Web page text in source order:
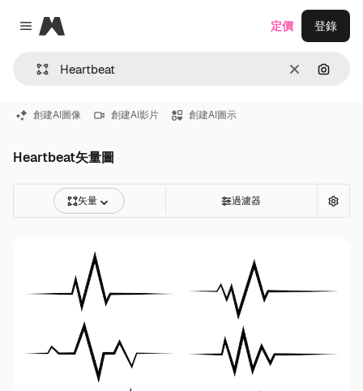
Close menu
Magnific
清除 通過圖
定價 登錄
創建AI圖像 創建AI影片 創建AI圖示
Heartbeat矢量圖
矢量 過濾器